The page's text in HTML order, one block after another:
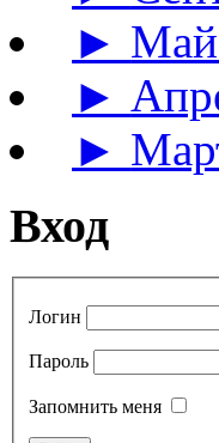
►
►
►
Вход
Логин
Пароль
Запомнить меня